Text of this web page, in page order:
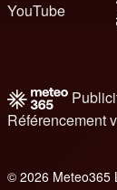
YouTube
Référencement
© 2026 Meteo365